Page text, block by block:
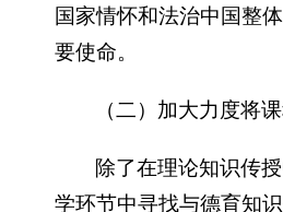
国家情怀和法治中国整
要使命。
（二）加大力度将
除了在理论知识传
学环节中寻找与德育知